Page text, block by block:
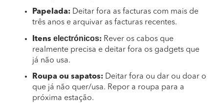
Papelada: Deitar fora as facturas com mais de
três anos e arquivar as facturas recentes.
Itens electrónicos: Rever os cabos que
realmente precisa e deitar fora os gadgets que
já não usa.
Roupa ou sapatos: Deitar fora ou dar ou doar o
que já não quer/usa. Repor a roupa para a
próxima estação.